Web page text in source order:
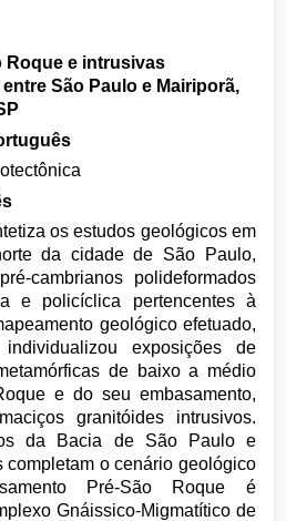
Roque e intrusivas
São Paulo e Mairiporã,
os estudos geológicos em
da cidade de São Paulo,
cambrianos polideformados
e policíclica pertencentes à
geológico efetuado,
exposições de
de baixo a médio
e do seu embasamento,
granitóides intrusivos.
da Bacia de São Paulo e
completam o cenário geológico
Pré-São Roque é
Gnáissico-Migmatítico de